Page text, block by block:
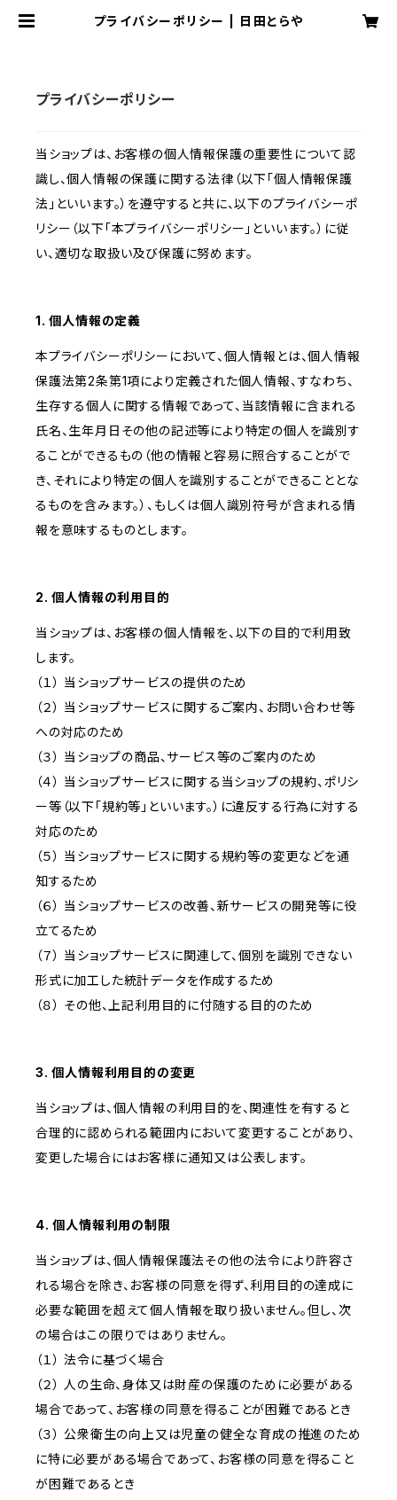
プライバシーポリシー | 日田とらや
プライバシーポリシー
当ショップは、お客様の個人情報保護の重要性について認
識し、個人情報の保護に関する法律（以下「個人情報保護
法」といいます。）を遵守すると共に、以下のプライバシーポ
リシー（以下「本プライバシーポリシー」といいます。）に従
い、適切な取扱い及び保護に努めます。
1. 個人情報の定義
本プライバシーポリシーにおいて、個人情報とは、個人情報
保護法第2条第1項により定義された個人情報、すなわち、
生存する個人に関する情報であって、当該情報に含まれる
氏名、生年月日その他の記述等により特定の個人を識別す
ることができるもの（他の情報と容易に照合することがで
き、それにより特定の個人を識別することができることとな
るものを含みます。）、もしくは個人識別符号が含まれる情
報を意味するものとします。
2. 個人情報の利用目的
当ショップは、お客様の個人情報を、以下の目的で利用致
します。
（１） 当ショップサービスの提供のため
（２） 当ショップサービスに関するご案内、お問い合わせ等
への対応のため
（３） 当ショップの商品、サービス等のご案内のため
（４） 当ショップサービスに関する当ショップの規約、ポリシ
ー等（以下「規約等」といいます。）に違反する行為に対する
対応のため
（５） 当ショップサービスに関する規約等の変更などを通
知するため
（６） 当ショップサービスの改善、新サービスの開発等に役
立てるため
（７） 当ショップサービスに関連して、個別を識別できない
形式に加工した統計データを作成するため
（８） その他、上記利用目的に付随する目的のため
3. 個人情報利用目的の変更
当ショップは、個人情報の利用目的を、関連性を有すると
合理的に認められる範囲内において変更することがあり、
変更した場合にはお客様に通知又は公表します。
4. 個人情報利用の制限
当ショップは、個人情報保護法その他の法令により許容さ
れる場合を除き、お客様の同意を得ず、利用目的の達成に
必要な範囲を超えて個人情報を取り扱いません。但し、次
の場合はこの限りではありません。
（１） 法令に基づく場合
（２） 人の生命、身体又は財産の保護のために必要がある
場合であって、お客様の同意を得ることが困難であるとき
（３） 公衆衛生の向上又は児童の健全な育成の推進のため
に特に必要がある場合であって、お客様の同意を得ること
が困難であるとき